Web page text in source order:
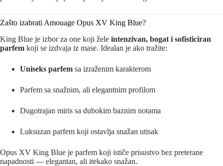
Zašto izabrati Amouage Opus XV King Blue?
King Blue je izbor za one koji žele intenzivan, bogat i sofisticiran
parfem koji se izdvaja iz mase. Idealan je ako tražite:
Uniseks parfem sa izraženim karakterom
Parfem sa snažnim, ali elegantnim profilom
Dugotrajan miris sa dubokim baznim notama
Luksuzan parfem koji ostavlja snažan utisak
Opus XV King Blue je parfem koji ističe prisustvo bez preterane
napadnosti — elegantan, ali itekako snažan.